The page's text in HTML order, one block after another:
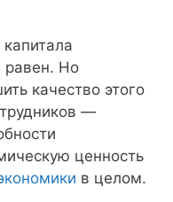
равен. Но
качество этого
—
ценность
в целом.